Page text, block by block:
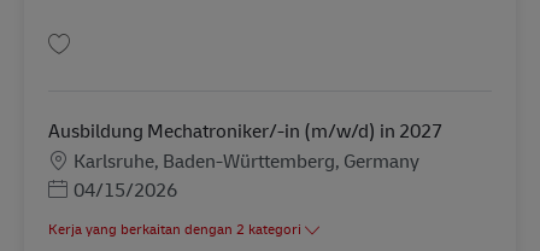
Ausbildung Mechatroniker/-in (m/w/d) in 2027
LokasiKarlsruhe, Baden-Württemberg, Germany
Posted Date
04/15/2026
Kerja yang berkaitan dengan 2 kategori